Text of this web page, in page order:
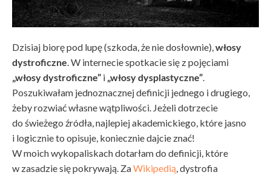
Dzisiaj biorę pod lupę (szkoda, że nie dosłownie),włosy
dystroficzne. W internecie spotkacie się z pojęciami
„włosy dystroficzne” i „włosy dysplastyczne”.
Poszukiwałam jednoznacznej definicji jednego i drugiego,
żeby rozwiać własne wątpliwości. Jeżeli dotrzecie
do świeżego źródła, najlepiej akademickiego, które jasno
i logicznie to opisuje, koniecznie dajcie znać!
W moich wykopaliskach dotarłam do definicji, które
w zasadzie się pokrywają. ZaWikipedią, dystrofia